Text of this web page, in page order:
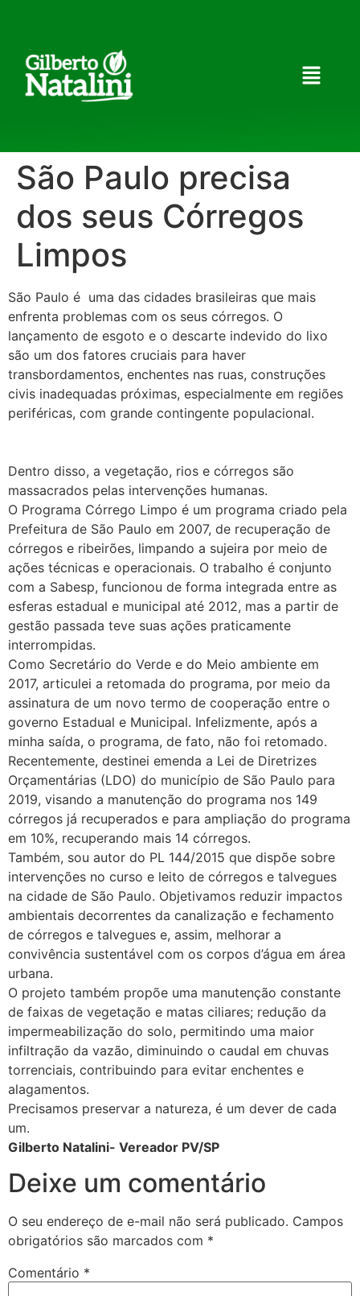
São Paulo precisa
dos seus Córregos
Limpos
São Paulo é uma das cidades brasileiras que mais
enfrenta problemas com os seus córregos. O
lançamento de esgoto e o descarte indevido do lixo
são um dos fatores cruciais para haver
transbordamentos, enchentes nas ruas, construções
civis inadequadas próximas, especialmente em regiões
periféricas, com grande contingente populacional.
Dentro disso, a vegetação, rios e córregos são
massacrados pelas intervenções humanas.
O Programa Córrego Limpo é um programa criado pela
Prefeitura de São Paulo em 2007, de recuperação de
córregos e ribeirões, limpando a sujeira por meio de
ações técnicas e operacionais. O trabalho é conjunto
com a Sabesp, funcionou de forma integrada entre as
esferas estadual e municipal até 2012, mas a partir de
gestão passada teve suas ações praticamente
interrompidas.
Como Secretário do Verde e do Meio ambiente em
2017, articulei a retomada do programa, por meio da
assinatura de um novo termo de cooperação entre o
governo Estadual e Municipal. Infelizmente, após a
minha saída, o programa, de fato, não foi retomado.
Recentemente, destinei emenda a Lei de Diretrizes
Orçamentárias (LDO) do município de São Paulo para
2019, visando a manutenção do programa nos 149
córregos já recuperados e para ampliação do programa
em 10%, recuperando mais 14 córregos.
Também, sou autor do PL 144/2015 que dispõe sobre
intervenções no curso e leito de córregos e talvegues
na cidade de São Paulo. Objetivamos reduzir impactos
ambientais decorrentes da canalização e fechamento
de córregos e talvegues e, assim, melhorar a
convivência sustentável com os corpos d’água em área
urbana.
O projeto também propõe uma manutenção constante
de faixas de vegetação e matas ciliares; redução da
impermeabilização do solo, permitindo uma maior
infiltração da vazão, diminuindo o caudal em chuvas
torrenciais, contribuindo para evitar enchentes e
alagamentos.
Precisamos preservar a natureza, é um dever de cada
um.
Gilberto Natalini- Vereador PV/SP
Deixe um comentário
O seu endereço de e-mail não será publicado. Campos
obrigatórios são marcados com *
Comentário *